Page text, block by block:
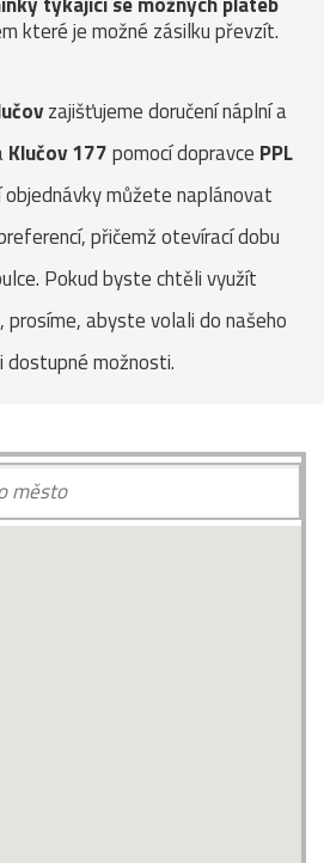
které je možné zásilku převzít.
zajišťujeme doručení náplní a
Klučov 177pomocí dopravce PPL
objednávky můžete naplánovat
přičemž otevírací dobu
Pokud byste chtěli využít
abyste volali do našeho
možnosti.